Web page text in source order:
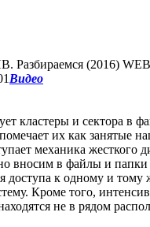
Разбираемся (2016)
Видео
кластеры и сектора в
их как занятые
механика
вносим в файлы и
доступа к одному и
Кроме того,
не в рядом